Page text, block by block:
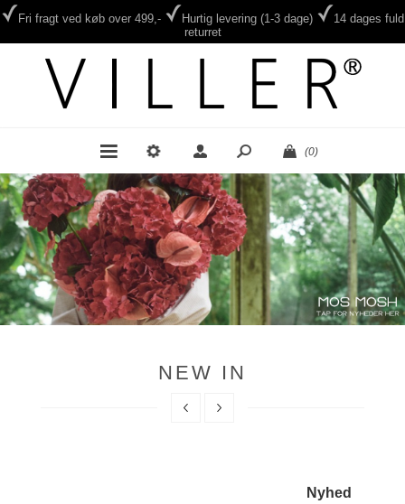
Fri fragt ved køb over 499,- Hurtig levering (1-3 dage)
14 dages fuld
returret
(0)
NEW IN
Nyhed